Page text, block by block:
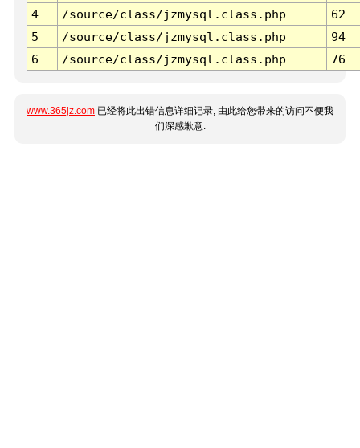
4
/source/class/jzmysql.class.php
62
5
/source/class/jzmysql.class.php
94
6
/source/class/jzmysql.class.php 76
www.365jz.com 已经将此出错信息详细记录, 由此给您带来的访问不便我
们深感歉意.